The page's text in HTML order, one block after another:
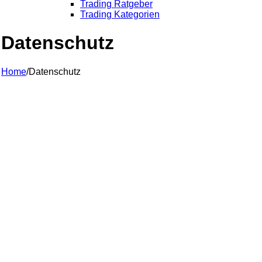
Trading Ratgeber
Trading Kategorien
Datenschutz
Home/Datenschutz